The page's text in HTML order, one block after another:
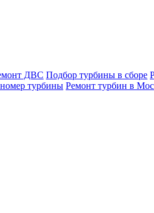
ДВС Подбор турбины в сборе
турбины Ремонт турбин в